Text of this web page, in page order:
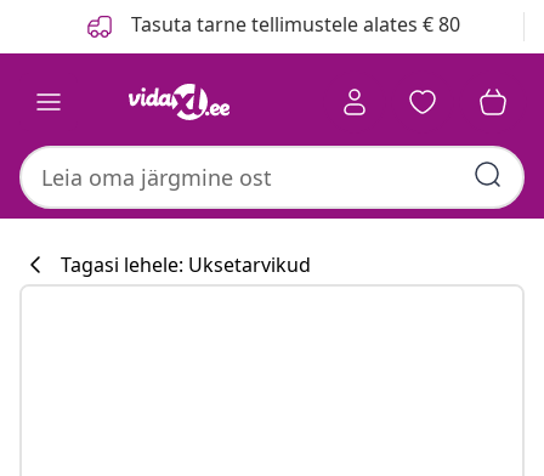
Tasuta tarne tellimustele alates € 80
Tagasi lehele: Uksetarvikud